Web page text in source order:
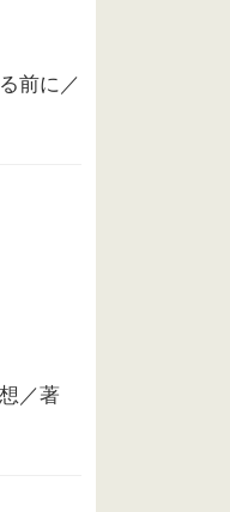
前に／
／著